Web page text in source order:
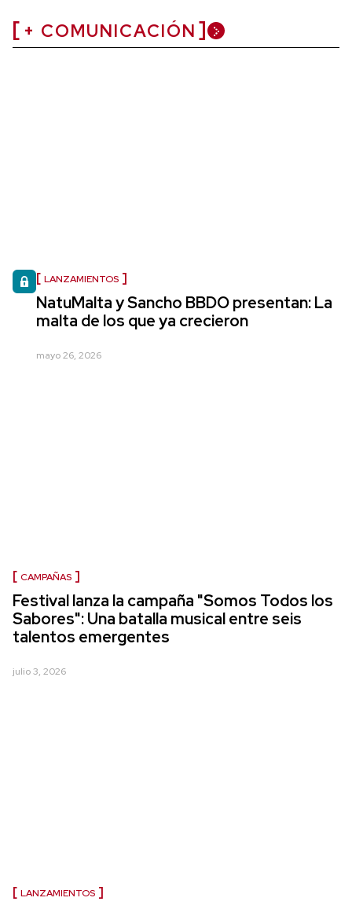
+ COMUNICACIÓN
LANZAMIENTOS
NatuMalta y Sancho BBDO presentan: La
malta de los que ya crecieron
mayo 26, 2026
CAMPAÑAS
Festival lanza la campaña "Somos Todos los
Sabores": Una batalla musical entre seis
talentos emergentes
julio 3, 2026
LANZAMIENTOS